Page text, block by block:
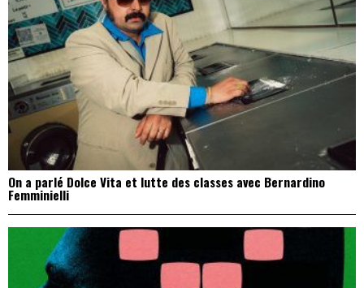
On a parlé Dolce Vita et lutte des classes avec Bernardino
Femminielli